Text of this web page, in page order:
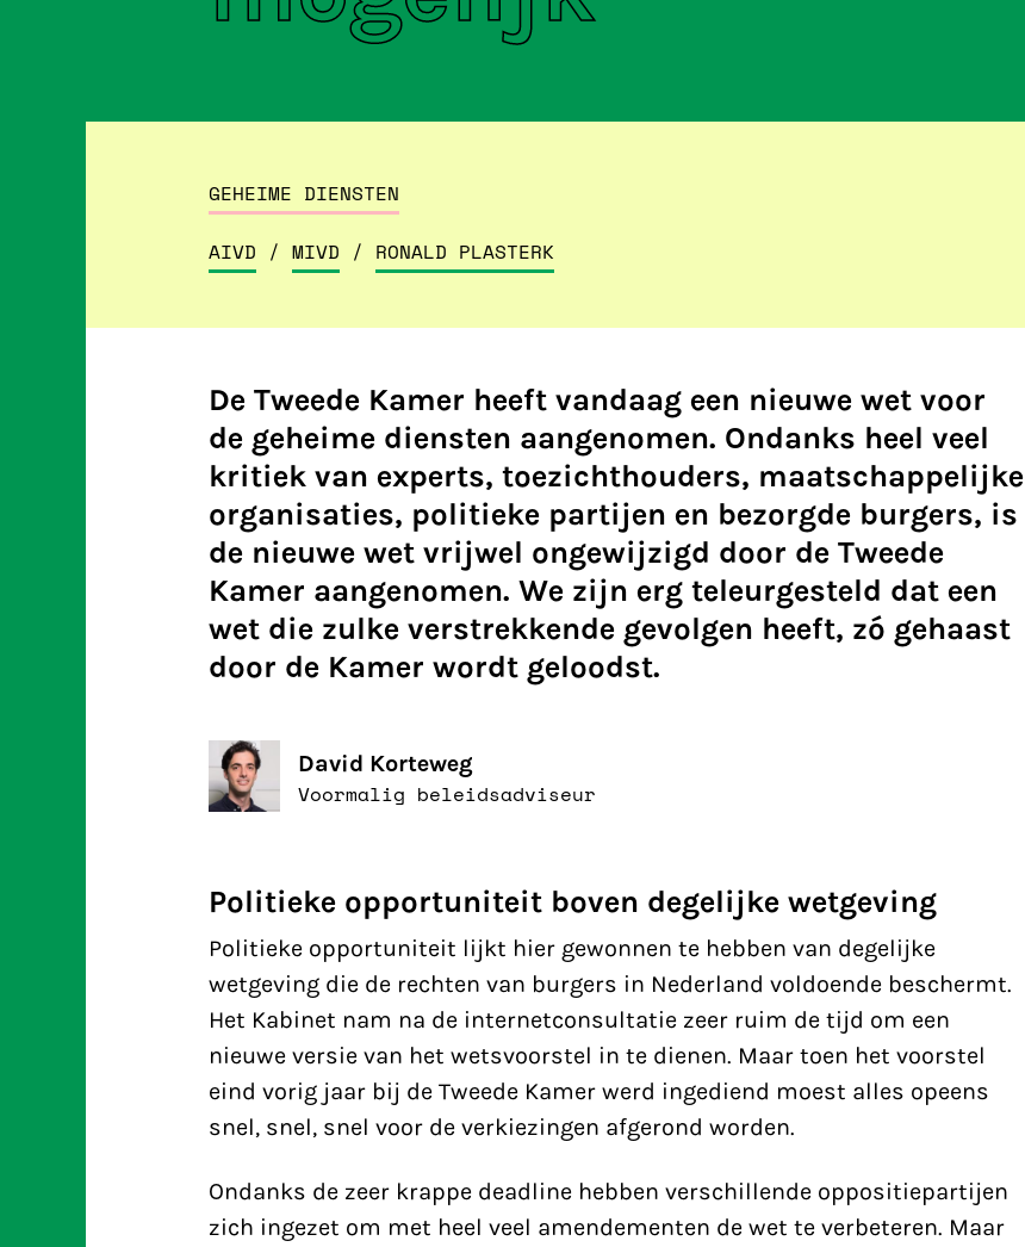
GEHEIME DIENSTEN
AIVD / MIVD / RONALD PLASTERK
De Tweede Kamer heeft vandaag een nieuwe wet voor
de geheime diensten aangenomen. Ondanks heel veel
kritiek van experts, toezichthouders, maatschappelijke
organisaties, politieke partijen en bezorgde burgers, is
de nieuwe wet vrijwel ongewijzigd door de Tweede
Kamer aangenomen. We zijn erg teleurgesteld dat een
wet die zulke verstrekkende gevolgen heeft, zó gehaast
door de Kamer wordt geloodst.
David Korteweg
Voormalig beleidsadviseur
Politieke opportuniteit boven degelijke wetgeving
Politieke opportuniteit lijkt hier gewonnen te hebben van degelijke
wetgeving die de rechten van burgers in Nederland voldoende beschermt.
Het Kabinet nam na de internetconsultatie zeer ruim de tijd om een
nieuwe versie van het wetsvoorstel in te dienen. Maar toen het voorstel
eind vorig jaar bij de Tweede Kamer werd ingediend moest alles opeens
snel, snel, snel voor de verkiezingen afgerond worden.
Ondanks de zeer krappe deadline hebben verschillende oppositiepartijen
zich ingezet om met heel veel amendementen de wet te verbeteren. Maar